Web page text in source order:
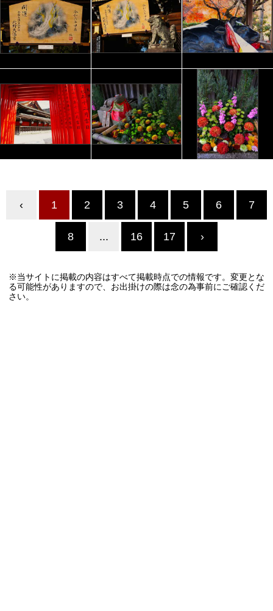
‹ 1 2 3 4 5 6 7
8 ... 16 17 ›
※当サイトに掲載の内容はすべて掲載時点での情報です。変更とな
る可能性がありますので、お出掛けの際は念の為事前にご確認くだ
さい。